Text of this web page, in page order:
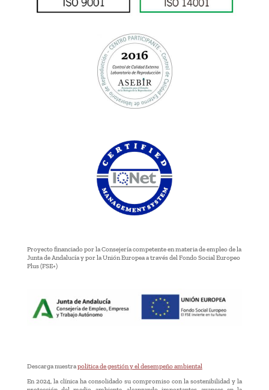
Proyecto financiado por la Consejería competente en materia de empleo de la
Junta de Andalucía y por la Unión Europea a través del Fondo Social Europeo
Plus (FSE+)
Descarga nuestrapolítica de gestión y el desempeño ambiental
En 2024, la clínica ha consolidado su compromiso con la sostenibilidad y la